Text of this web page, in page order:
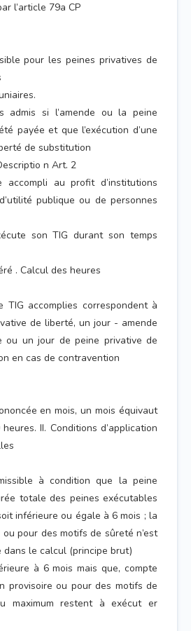
l’article 79a CP
pour les peines privatives de
admis si l’amende ou la peine
payée et que l’exécution d’une
de substitution
n Art. 2
au profit d’institutions
publique ou de personnes
son TIG durant son temps
. Calcul des heures
TIG accomplies correspondent à
de liberté, un jour - amende
ou un jour de peine privative de
en cas de contravention
en mois, un mois équivaut
II. Conditions d’application
à condition que la peine
totale des peines exécutables
inférieure ou égale à 6 mois ; la
pour des motifs de sûreté n’est
dans le calcul (principe brut)
à 6 mois mais que, compte
provisoire ou pour des motifs de
maximum restent à exécut er